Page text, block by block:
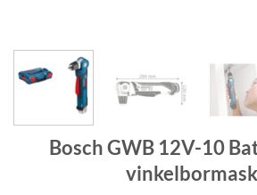
Bosch GWB 12V-10